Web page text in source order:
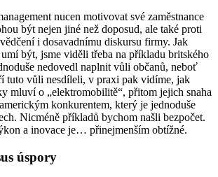
nucen motivovat své zaměstnance
být nejen jiné než doposud, ale také proti
i dosavadnímu diskursu firmy. Jak
být, jsme viděli třeba na příkladu britského
nedovedl naplnit vůli občanů, neboť
tuto vůli nesdíleli, v praxi pak vidíme, jak
mluví o „elektromobilitě“, přitom jejich snaha
konkurentem, který je jednoduše
Nicméně příkladů bychom našli bezpočet.
a inovace je… přinejmenším obtížné.
úspory